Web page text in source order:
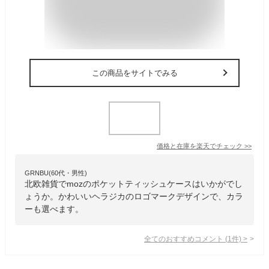
この商品をサイトでみる
価格と在庫を楽天でチェック >>
GRNBU(60代・男性)
北欧雑貨でmozのポケットティッシュケースはいかがでし
ょうか。かわいいヘラジカのロゴマークデザインで、カラ
ーも選べます。
全てのおすすめコメント (1 件) >